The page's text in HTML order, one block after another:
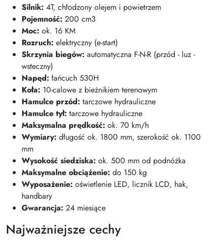
Silnik: 4T, chłodzony olejem i powietrzem
Pojemność: 200 cm3
Moc: ok. 16 KM
Rozruch: elektryczny (e-start)
Skrzynia biegów: automatyczna F-N-R (przód - luz -
wsteczny)
Napęd: łańcuch 530H
Koła: 10-calowe z bieżnikiem terenowym
Hamulce przód: tarczowe hydrauliczne
Hamulce tył: tarczowe hydrauliczne
Maksymalna prędkość: ok. 70 km/h
Wymiary: długość ok. 1800 mm, szerokość ok. 1100
mm
Wysokość siedziska: ok. 500 mm od podnóżka
Maksymalne obciążenie: do 150 kg
Wyposażenie: oświetlenie LED, licznik LCD, hak,
handbary
Gwarancja: 24 miesiące
Najważniejsze cechy